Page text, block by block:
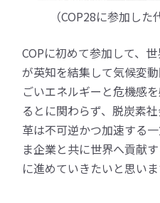
COPに初めて参加して、
が英知を結集して気候変
ごいエネルギーと危機感
るとに関わらず、脱炭素
革は不可逆かつ加速する
ま企業と共に世界へ貢献
に進めていきたいと思いま
（COP28に参加した